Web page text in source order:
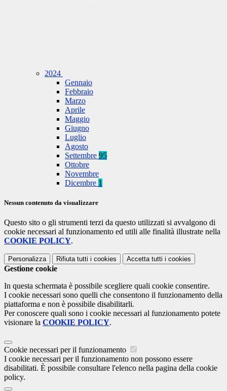
2024
Gennaio
Febbraio
Marzo
Aprile
Maggio
Giugno
Luglio
Agosto
Settembre 95
Ottobre
Novembre
Dicembre 1
Nessun contenuto da visualizzare
Questo sito o gli strumenti terzi da questo utilizzati si avvalgono di
cookie necessari al funzionamento ed utili alle finalità illustrate nella
COOKIE POLICY.
Personalizza Rifiuta tutti i cookies Accetta tutti i cookies
Gestione cookie
In questa schermata è possibile scegliere quali cookie consentire.
I cookie necessari sono quelli che consentono il funzionamento della
piattaforma e non è possibile disabilitarli.
Per conoscere quali sono i cookie necessari al funzionamento potete
visionare la COOKIE POLICY.
Cookie necessari per il funzionamento
I cookie necessari per il funzionamento non possono essere
disabilitati. È possibile consultare l'elenco nella pagina della cookie
policy.